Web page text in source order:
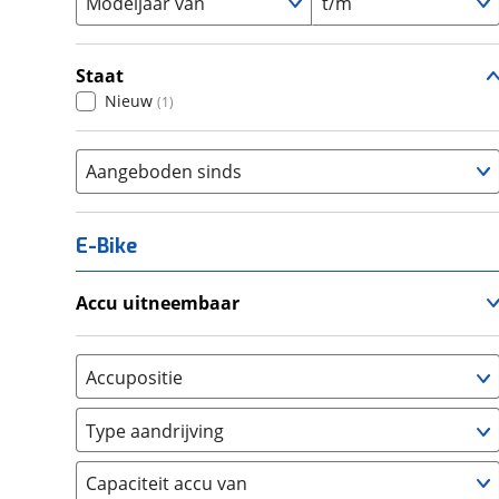
Staat
Nieuw (1)
Aangeboden sinds
E-Bike
Accu uitneembaar
Nee, vast (0)
Accupositie
Bagagedrager (0)
Frame (0 )
Vloer (0
Type aandrijving
Achterwiel (0)
Capaciteit accu van